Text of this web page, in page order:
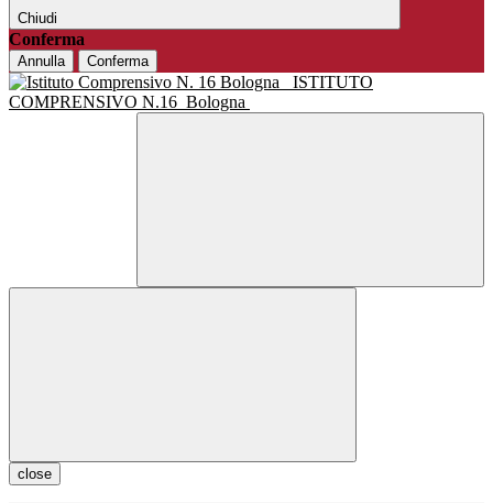
Chiudi
Conferma
Annulla Conferma
ISTITUTO
COMPRENSIVO N.16 Bologna
close